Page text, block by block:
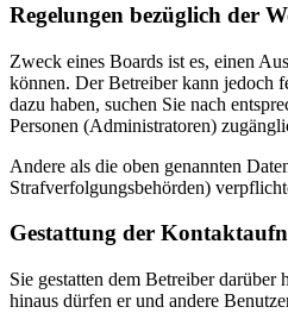
Regelungen bezüglich der
Zweck eines Boards ist es, einen
können. Der Betreiber kann jedoch
dazu haben, suchen Sie nach
Personen (Administratoren)
Andere als die oben genannten
Strafverfolgungsbehörden)
Gestattung der
Sie gestatten dem Betreiber
hinaus dürfen er und andere